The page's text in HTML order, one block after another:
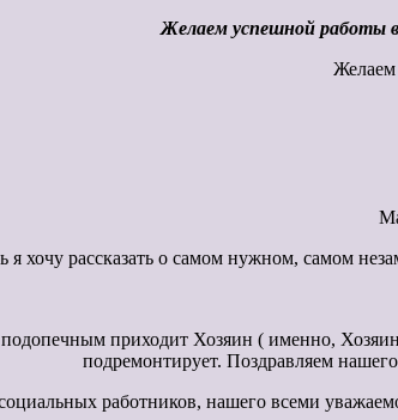
Желаем успешной работы
Желаем
я хочу рассказать о самом нужном, самом
приходит Хозяин ( именно, Хозяин
подремонтирует. Поздравляем
работников, нашего всеми